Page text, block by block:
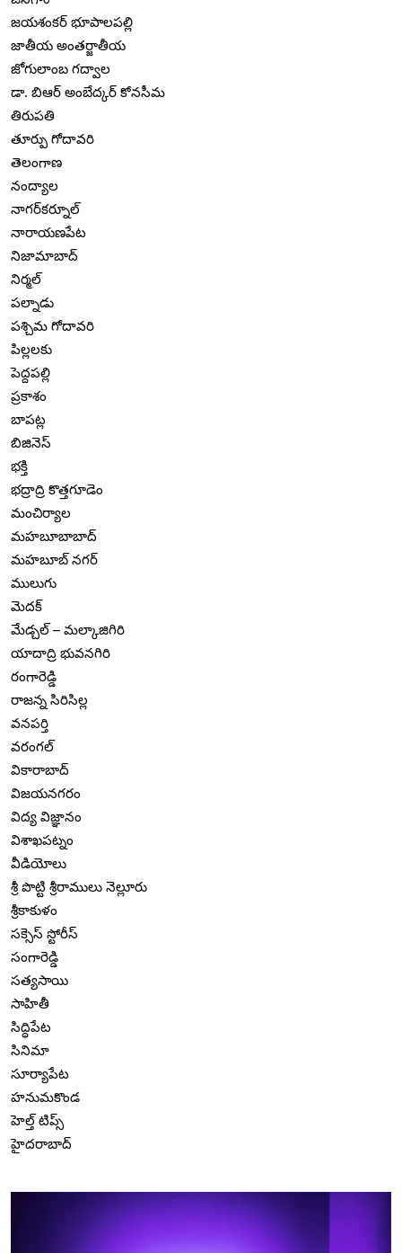
జయశంకర్ భూపాలపల్లి
జాతీయ అంతర్జాతీయ
జోగులాంబ గద్వాల
డా. బిఆర్ అంబేద్కర్ కోనసీమ
తిరుపతి
తూర్పు గోదావరి
తెలంగాణ
నంద్యాల
నాగర్‌కర్నూల్
నారాయణపేట
నిజామాబాద్
నిర్మల్
పల్నాడు
పశ్చిమ గోదావరి
పిల్లలకు
పెద్దపల్లి
ప్రకాశం
బాపట్ల
బిజినెస్
భక్తి
భద్రాద్రి కొత్తగూడెం
మంచిర్యాల
మహబూబాబాద్
మహబూబ్ నగర్
ములుగు
మెదక్
మేడ్చల్ – మల్కాజిగిరి
యాదాద్రి భువనగిరి
రంగారెడ్డి
రాజన్న సిరిసిల్ల
వనపర్తి
వరంగల్
వికారాబాద్
విజయనగరం
విద్య విజ్ఞానం
విశాఖపట్నం
వీడియోలు
శ్రీ పొట్టి శ్రీరాములు నెల్లూరు
శ్రీకాకుళం
సక్సెస్ స్టోరీస్
సంగారెడ్డి
సత్యసాయి
సాహితీ
సిద్ధిపేట
సినిమా
సూర్యాపేట
హనుమకొండ
హెల్త్ టిప్స్
హైదరాబాద్